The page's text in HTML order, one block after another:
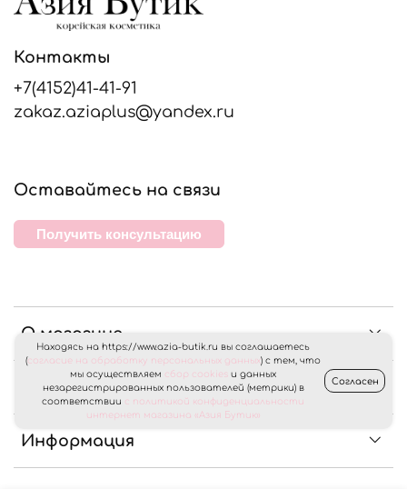
О магазине
Клиентам
Информация
Контакты
+7(4152)41-41-91
zakaz.aziaplus@yandex.ru
Оставайтесь на связи
Получить консультацию
Находясь на https://www.azia-butik.ru вы соглашаетесь
(согласие на обработку персональных данных) с тем, что
мы осуществляем сбор cookies и данных
незарегистрированных пользователей (метрики) в
соответствии с политикой конфиденциальности
интернет магазина «Азия Бутик»
Согласен